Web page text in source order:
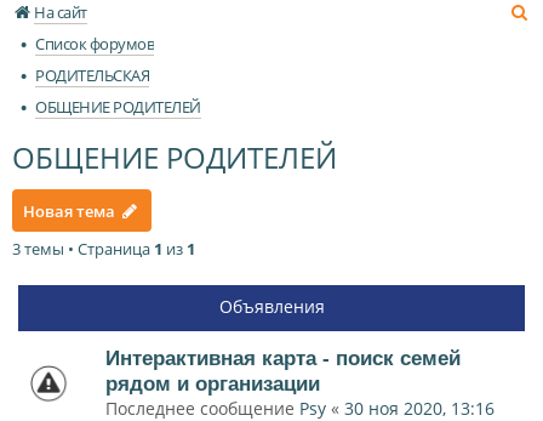
На сайт
Список форумов
РОДИТЕЛЬСКАЯ
ОБЩЕНИЕ РОДИТЕЛЕЙ
ОБЩЕНИЕ РОДИТЕЛЕЙ
Новая тема
3 темы • Страница 1 из 1
Объявления
Интерактивная карта - поиск семей
рядом и организации
Последнее сообщение Psy « 30 ноя 2020, 13:16